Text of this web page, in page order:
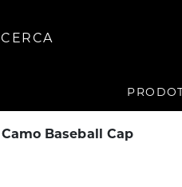
CERCA
Camo Baseball Cap